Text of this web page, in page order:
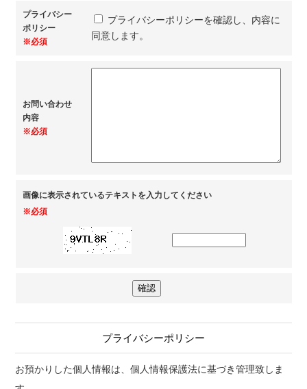
プライバシー
ポリシー
※必須
プライバシーポリシーを確認し、内容に
同意します。
お問い合わせ
内容
※必須
画像に表示されているテキストを入力してください
※必須
プライバシーポリシー
お預かりした個人情報は、個人情報保護法に基づき管理致しま